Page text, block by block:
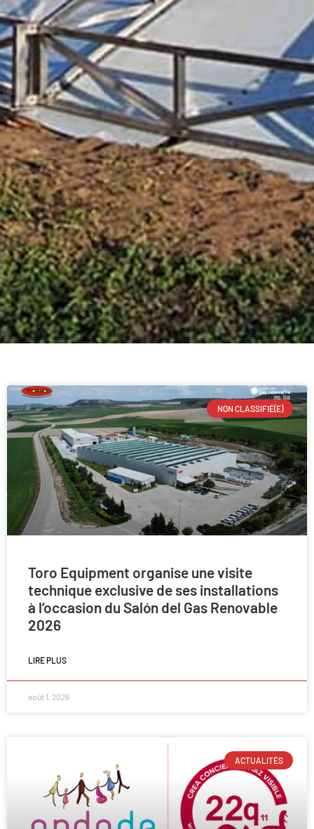
NON CLASSIFIÉ(E)
Toro Equipment organise une visite
technique exclusive de ses installations
à l’occasion du Salón del Gas Renovable
2026
LIRE PLUS
août 1, 2026
ACTUALITÉS